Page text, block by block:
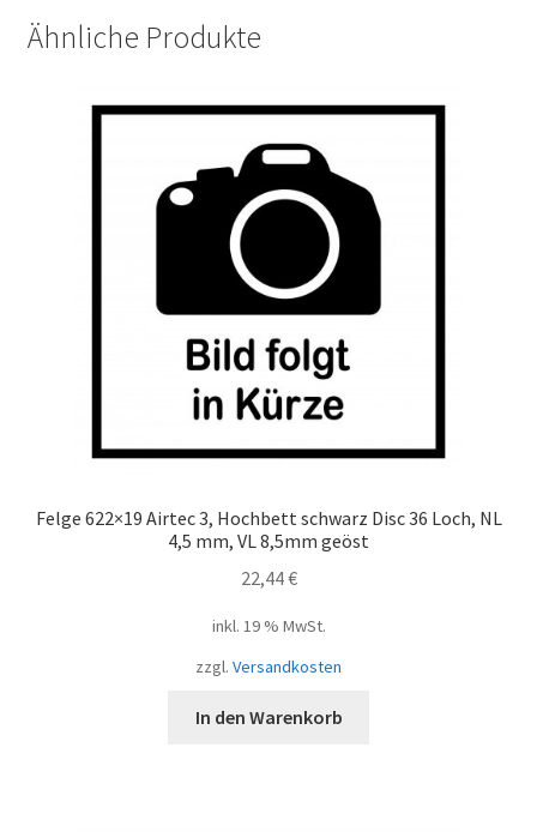
Menge
Ähnliche Produkte
Felge 622×19 Airtec 3, Hochbett schwarz Disc 36 Loch, NL
4,5 mm, VL 8,5mm geöst
22,44€
inkl. 19 % MwSt.
zzgl. Versandkosten
In den Warenkorb